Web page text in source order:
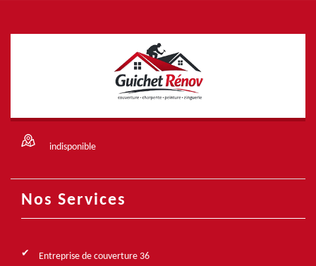
indisponible
Nos Services
Entreprise de couverture 36